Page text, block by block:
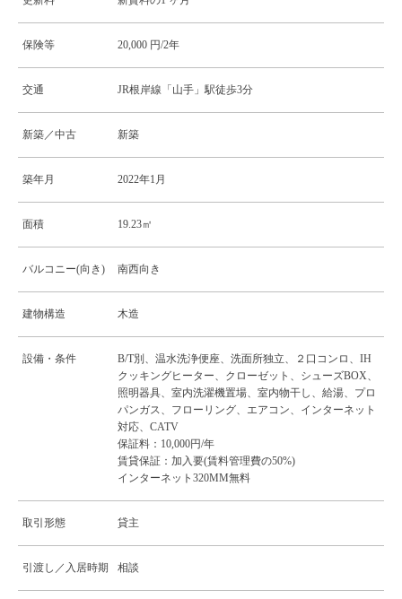
保険等 20,000 円/2年
交通 JR根岸線「山手」駅徒歩3分
新築／中古 新築
築年月 2022年1月
面積 19.23㎡
バルコニー(向き) 南西向き
建物構造 木造
設備・条件
B/T別、温水洗浄便座、洗面所独立、２口コンロ、IH
クッキングヒーター、クローゼット、シューズBOX、
照明器具、室内洗濯機置場、室内物干し、給湯、プロ
パンガス、フローリング、エアコン、インターネット
対応、CATV
保証料：10,000円/年
賃貸保証：加入要(賃料管理費の50%)
インターネット320MM無料
取引形態 貸主
引渡し／入居時期 相談